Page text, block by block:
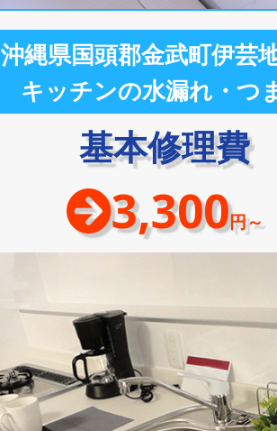
沖縄県国頭郡金武町伊芸
キッチンの水漏れ・つ
基本修理費
3,300円～